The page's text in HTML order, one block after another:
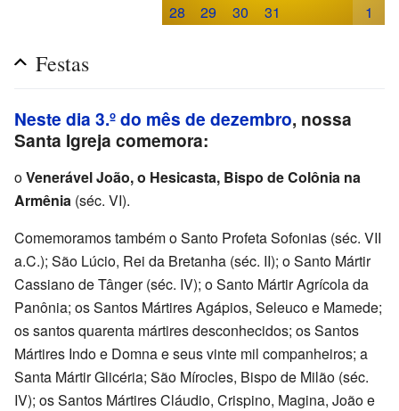
28
29 30 31 1
Festas
Neste dia 3.º do mês de dezembro, nossa
Santa Igreja comemora:
oVenerável João, o Hesicasta, Bispo de Colônia na
Armênia (séc. VI).
Comemoramos também o Santo Profeta Sofonias (séc. VII
a.C.); São Lúcio, Rei da Bretanha (séc. II); o Santo Mártir
Cassiano de Tânger (séc. IV); o Santo Mártir Agrícola da
Panônia; os Santos Mártires Agápios, Seleuco e Mamede;
os santos quarenta mártires desconhecidos; os Santos
Mártires Indo e Domna e seus vinte mil companheiros; a
Santa Mártir Glicéria; São Mírocles, Bispo de Milão (séc.
IV); os Santos Mártires Cláudio, Crispino, Magina, João e